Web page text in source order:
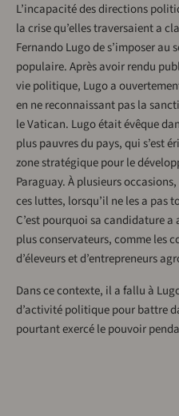
L’incapacité des directions
la crise qu’elles traversaient a
Fernando Lugo de s’imposer au
populaire. Après avoir rendu
vie politique, Lugo a
en ne reconnaissant pas la
le Vatican. Lugo était évêque
plus pauvres du pays, qui s’est
zone stratégique pour le
Paraguay. À plusieurs
ces luttes, lorsqu’il ne les a pas
C’est pourquoi sa candidature
plus conservateurs, comme les
d’éleveurs et d’entrepreneurs
Dans ce contexte, il a fallu à
d’activité politique pour battre
pourtant exercé le pouvoir